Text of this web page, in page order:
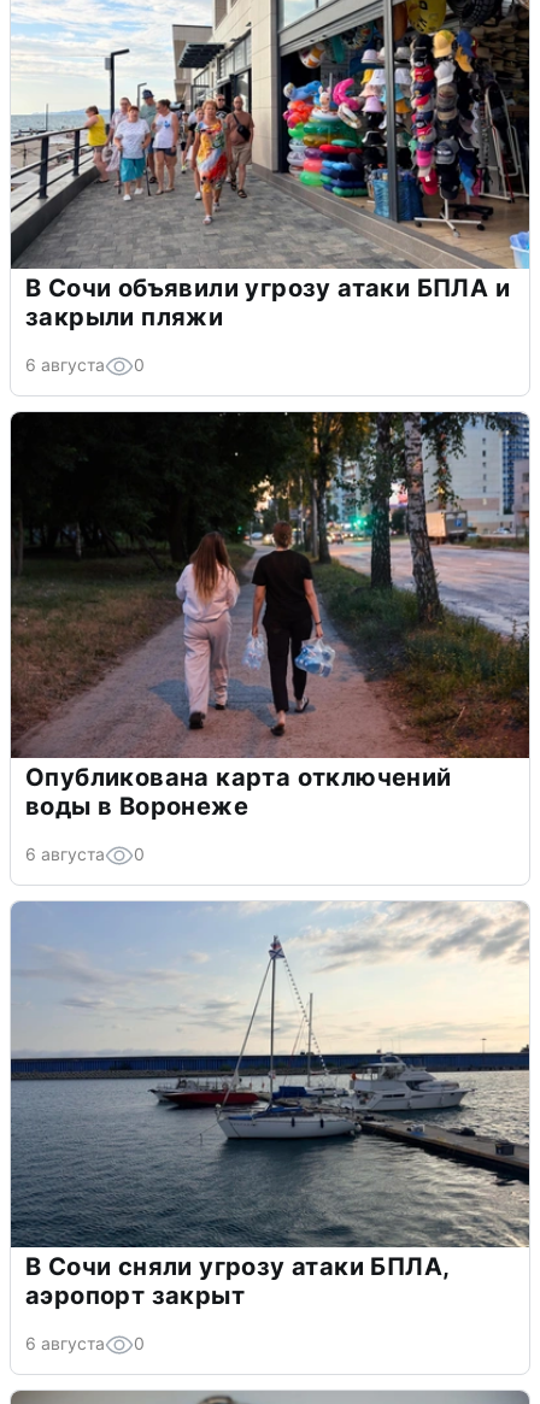
В Сочи объявили угрозу атаки БПЛА и
закрыли пляжи
6 августа 0
Опубликована карта отключений
воды в Воронеже
6 августа 0
В Сочи сняли угрозу атаки БПЛА,
аэропорт закрыт
6 августа 0